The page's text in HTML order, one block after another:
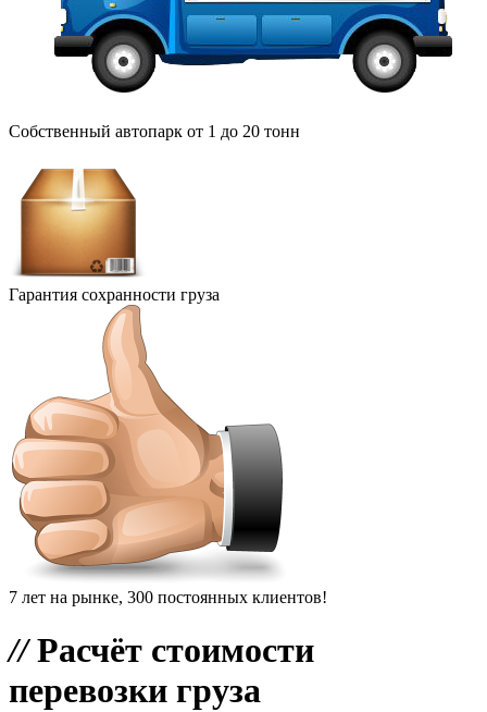
Собственный автопарк от 1 до 20 тонн
Гарантия сохранности груза
7 лет на рынке, 300 постоянных клиентов!
//Расчёт стоимости
перевозки груза